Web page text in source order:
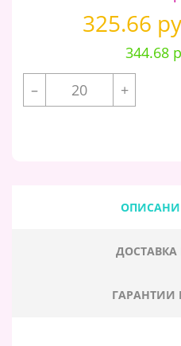
325.66
344.68
–
+
ГАРАНТИИ